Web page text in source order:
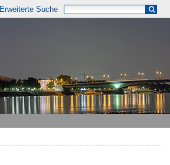
Erweiterte Suche